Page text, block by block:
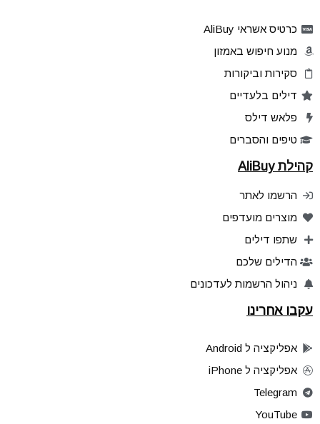
כרטיס אשראי AliBuy
מנוע חיפוש באמזון
סקירות וביקורות
דילים בלעדיים
פלאש דילס
טיפים והסברים
קהילת AliBuy
הרשמו לאתר
מוצרים מועדפים
שתפו דילים
הדילים שלכם
ניהול הרשמות לעדכונים
עקבו אחרינו
אפליקציה ל Android
אפליקציה ל iPhone
Telegram
YouTube